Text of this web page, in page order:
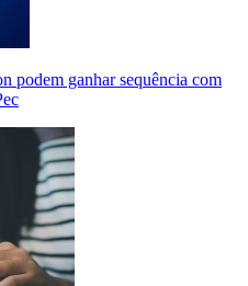
podem ganhar sequência com